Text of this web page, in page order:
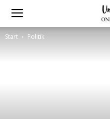
Start Politik